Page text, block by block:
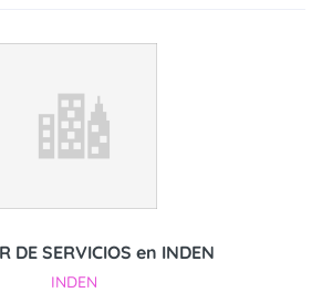
DE SERVICIOS en INDEN
INDEN